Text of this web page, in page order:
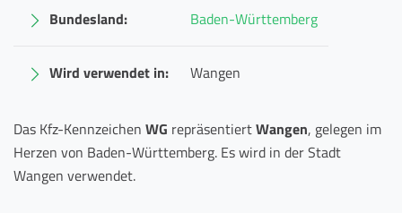
Bundesland: Baden-Württemberg
Wird verwendet in: Wangen
Das Kfz-Kennzeichen WG repräsentiertWangen, gelegen im
Herzen von Baden-Württemberg. Es wird in der Stadt
Wangen verwendet.